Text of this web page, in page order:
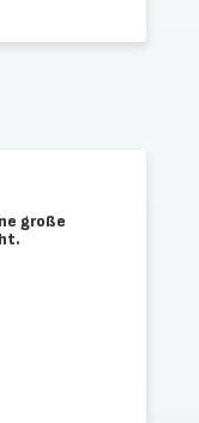
große